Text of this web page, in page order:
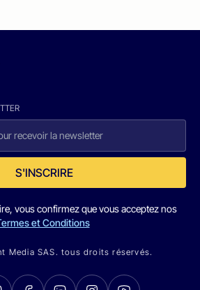
S'INSCRIRE
vous confirmez que vous acceptez nos
et Conditions
Media SAS. tous droits réservés.